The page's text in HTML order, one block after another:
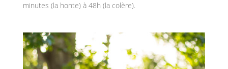
minutes (la honte) à 48h (la colère).